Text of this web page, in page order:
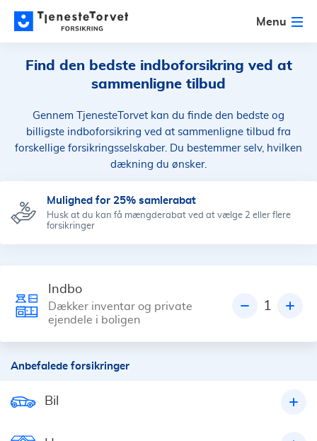
Menu
Find den bedste indboforsikring ved at
sammenligne tilbud
Gennem TjenesteTorvet kan du finde den bedste og
billigste indboforsikring ved at sammenligne tilbud fra
forskellige forsikringsselskaber. Du bestemmer selv, hvilken
dækning du ønsker.
Mulighed for 25% samlerabat
Husk at du kan få mængderabat ved at vælge 2 eller flere
forsikringer
Indbo
Dækker inventar og private
ejendele i boligen
1
Anbefalede forsikringer
Bil